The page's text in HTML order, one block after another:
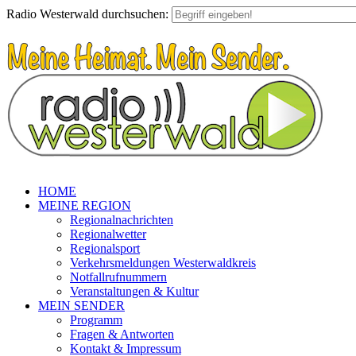
Radio Westerwald durchsuchen:
HOME
MEINE REGION
Regionalnachrichten
Regionalwetter
Regionalsport
Verkehrsmeldungen Westerwaldkreis
Notfallrufnummern
Veranstaltungen & Kultur
MEIN SENDER
Programm
Fragen & Antworten
Kontakt & Impressum